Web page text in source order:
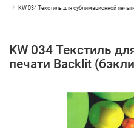
KW 034 Текстиль для сублимационной
KW 034 Текстиль
печати Backlit